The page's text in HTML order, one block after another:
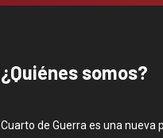
¿Quiénes somos?
Cuarto de Guerra es una nueva